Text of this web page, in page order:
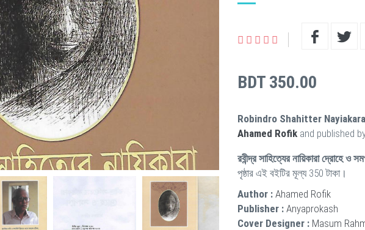
BDT 350.00
Robindro Shahitter
Ahamed Rofik and published
রবীন্দ্র সাহিত্যের নায়িকারা দ্রোহে ও
পৃষ্ঠার এই বইটির মূল্য 350 টাকা।
Author : Ahamed Rofik
Publisher : Anyaprokash
Cover Designer : Masum